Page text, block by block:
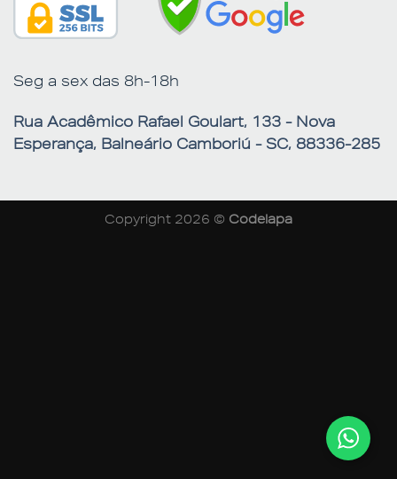
Seg a sex das 8h-18h
Rua Acadêmico Rafael Goulart, 133 - Nova
Esperança, Balneário Camboriú - SC, 88336-285
Copyright 2026 © Codelapa